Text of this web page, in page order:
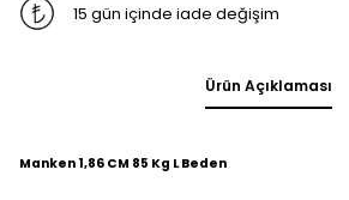
15 gün içinde iade değişim
Ürün Açıklaması
Manken 1,86 CM 85 Kg L Beden